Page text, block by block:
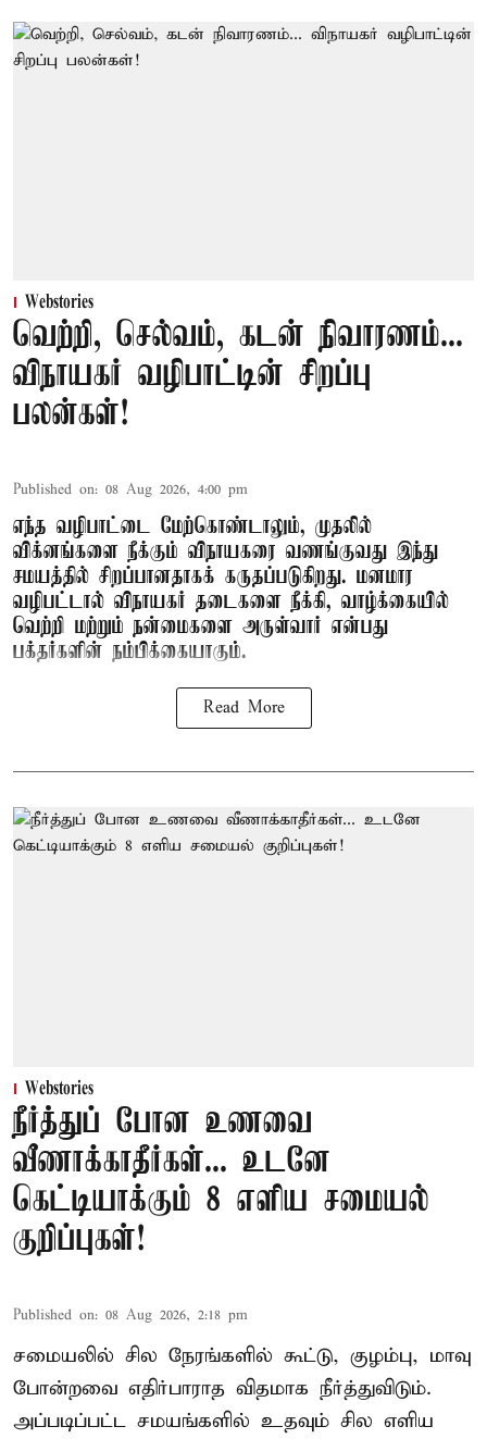
Webstories
வெற்றி, செல்வம், கடன் நிவாரணம்...
விநாயகர் வழிபாட்டின் சிறப்பு
பலன்கள்!
Published on: 08 Aug 2026, 4:00 pm
எந்த வழிபாட்டை மேற்கொண்டாலும், முதலில்
விக்னங்களை நீக்கும் விநாயகரை வணங்குவது இந்து
சமயத்தில் சிறப்பானதாகக் கருதப்படுகிறது. மனமார
வழிபட்டால் விநாயகர் தடைகளை நீக்கி, வாழ்க்கையில்
வெற்றி மற்றும் நன்மைகளை அருள்வார் என்பது
பக்தர்களின் நம்பிக்கையாகும்.
Read More
Webstories
நீர்த்துப் போன உணவை
வீணாக்காதீர்கள்... உடனே
கெட்டியாக்கும் 8 எளிய சமையல்
குறிப்புகள்!
Published on: 08 Aug 2026, 2:18 pm
சமையலில் சில நேரங்களில் கூட்டு, குழம்பு, மாவு
போன்றவை எதிர்பாராத விதமாக நீர்த்துவிடும்.
அப்படிப்பட்ட சமயங்களில் உதவும் சில எளிய